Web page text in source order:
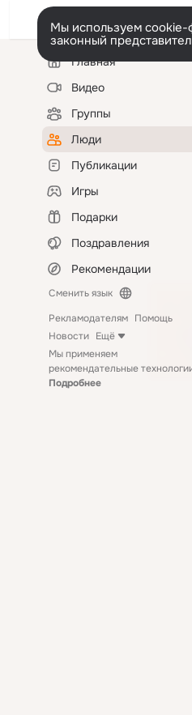
Мы используем cookie-
законный
Левая
колонкаГлавная
Видео
Группы
Люди
Публикации
Игры
Подарки
Поздравления
Рекомендации
Сменить язык
Рекламодателям Помощь
Новости Ещё
Мы применяем
рекомендательные
Подробнее